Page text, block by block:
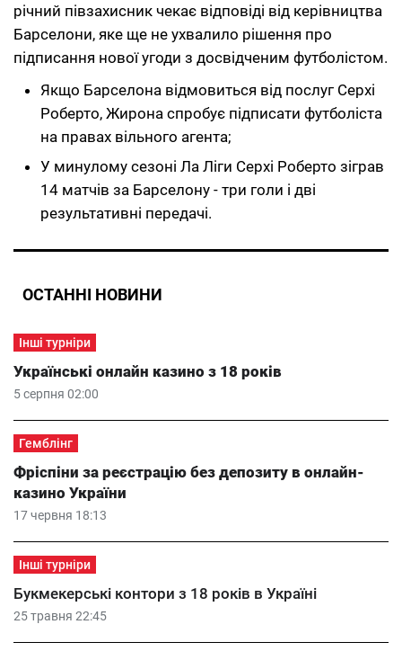
річний півзахисник чекає відповіді від керівництва
Барселони, яке ще не ухвалило рішення про
підписання нової угоди з досвідченим футболістом.
Якщо Барселона відмовиться від послуг Серхі
Роберто, Жирона спробує підписати футболіста
на правах вільного агента;
У минулому сезоні Ла Ліги Серхі Роберто зіграв
14 матчів за Барселону - три голи і дві
результативні передачі.
ОСТАННІ НОВИНИ
Інші турніри
5 серпня 02:00
Українські онлайн казино з 18 років
Гемблінг
17 червня 18:13
Фріспіни за реєстрацію без депозиту в онлайн-
казино України
Інші турніри
25 травня 22:45
Букмекерські контори з 18 років в Україні